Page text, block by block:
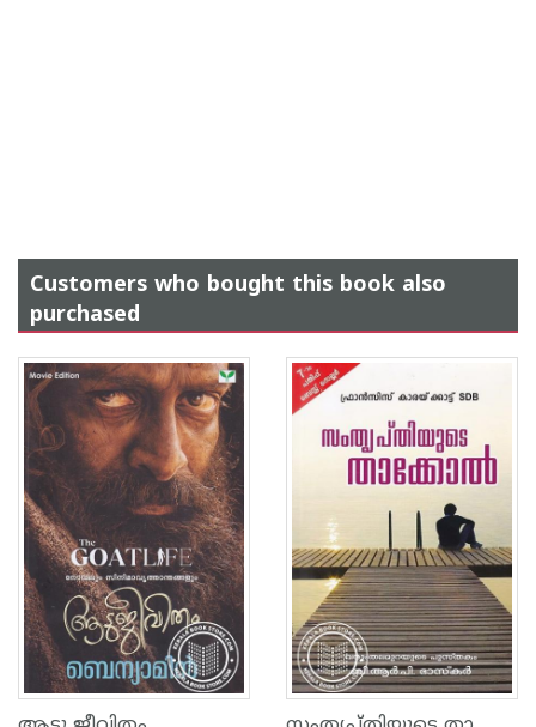
Customers who bought this book also
purchased